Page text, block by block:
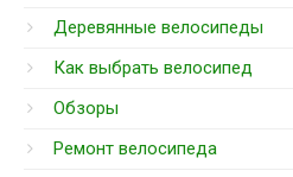
Деревянные велосипеды
Как выбрать велосипед
Обзоры
Ремонт велосипеда